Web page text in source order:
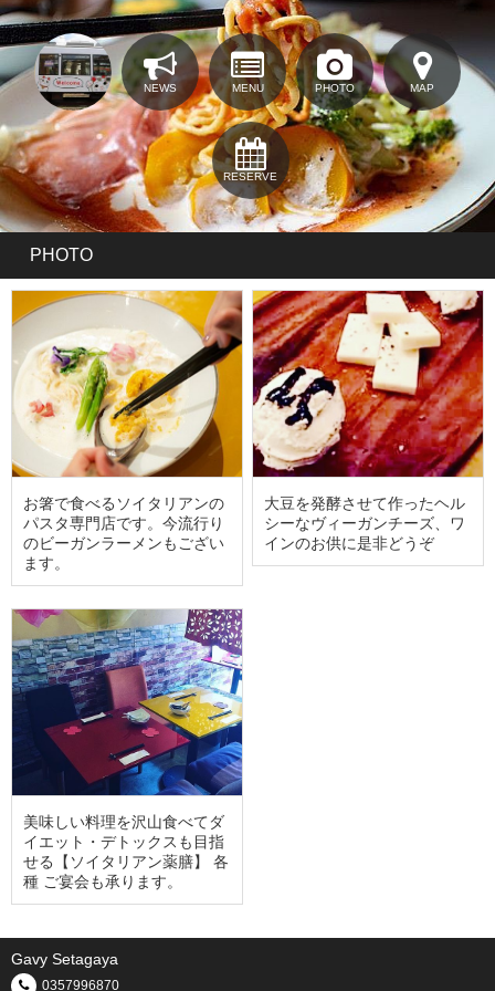
NEWS MENU PHOTO MAP
RESERVE
PHOTO
お箸で食べるソイタリアンの
パスタ専門店です。今流行り
のビーガンラーメンもござい
ます。
大豆を発酵させて作ったヘル
シーなヴィーガンチーズ、ワ
インのお供に是非どうぞ
美味しい料理を沢山食べてダ
イエット・デトックスも目指
せる【ソイタリアン薬膳】 各
種 ご宴会も承ります。
Gavy Setagaya
0357996870